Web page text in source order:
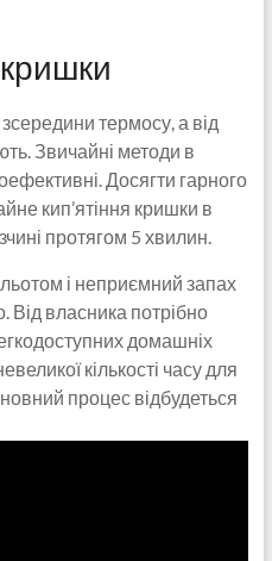
термосу, а від
Звичайні методи в
Досягти гарного
кип’ятіння кришки в
протягом 5 хвилин.
і неприємний запах
Від власника потрібно
домашніх
кількості часу для
процес відбудеться